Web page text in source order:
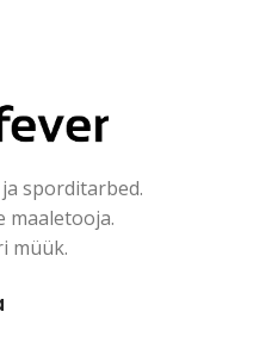
ja sporditarbed.
maaletooja.
müük.